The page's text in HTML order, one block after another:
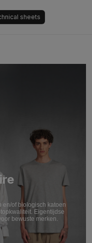
sheets
en/of biologisch katoen
Eigentijdse
bewuste merken.